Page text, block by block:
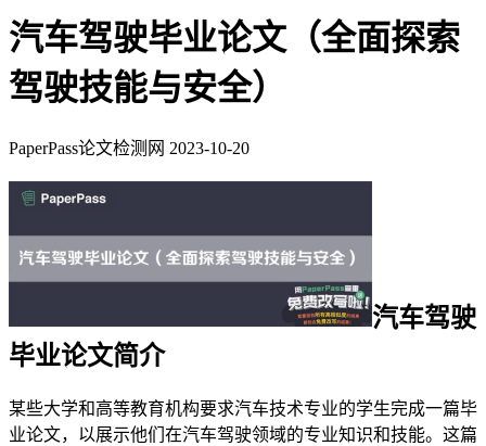
汽车驾驶毕业论文（全面探索
驾驶技能与安全）
PaperPass论文检测网 2023-10-20
汽车驾驶
毕业论文简介
某些大学和高等教育机构要求汽车技术专业的学生完成一篇毕
业论文，以展示他们在汽车驾驶领域的专业知识和技能。这篇